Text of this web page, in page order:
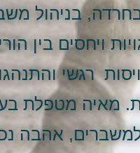
בניהול
ויחסים בין
מאיה מטפלת
אהבה